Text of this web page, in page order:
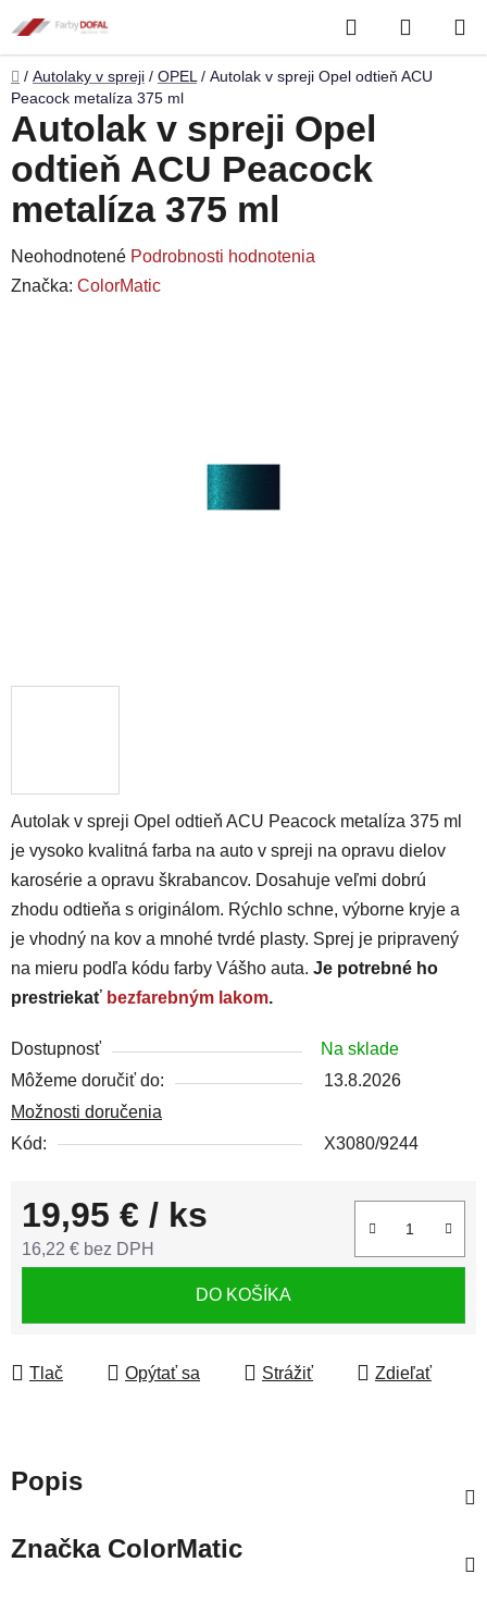
na
obsah
Hľadať
KOŠÍK
Domov
/ Autolaky v spreji / OPEL / Autolak v spreji Opel odtieň ACU
Peacock metalíza 375 ml
Autolak v spreji Opel odtieň ACU Peacock metalíza 375 ml
je vysoko kvalitná farba na auto v spreji na opravu dielov
karosérie a opravu škrabancov. Dosahuje veľmi dobrú
zhodu odtieňa s originálom. Rýchlo schne, výborne kryje a
je vhodný na kov a mnohé tvrdé plasty. Sprej je pripravený
na mieru podľa kódu farby Vášho auta. Je potrebné ho
prestriekať bezfarebným lakom.
Dostupnosť
Na sklade
Môžeme doručiť do:
13.8.2026
Možnosti doručenia
Kód:
X3080/9244
19,95 € / ks
16,22 € bez DPH
DO KOŠÍKA
Tlač Opýtať sa Strážiť Zdieľať
Autolak v spreji Opel
odtieň ACU Peacock
metalíza 375 ml
Priemerné
hodnotenie
Neohodnotené Podrobnosti hodnotenia
Značka: ColorMatic
Popis
ZnačkaColorMatic